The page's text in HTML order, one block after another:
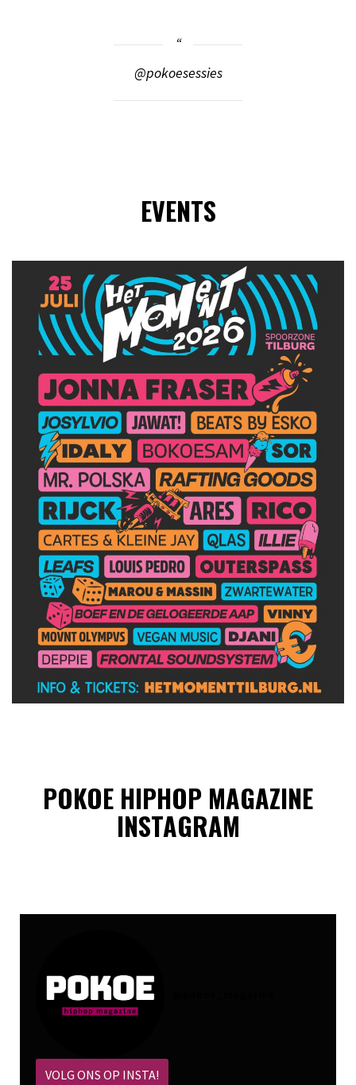
@pokoesessies
EVENTS
POKOE HIPHOP MAGAZINE
INSTAGRAM
VOLG ONS OP INSTA!